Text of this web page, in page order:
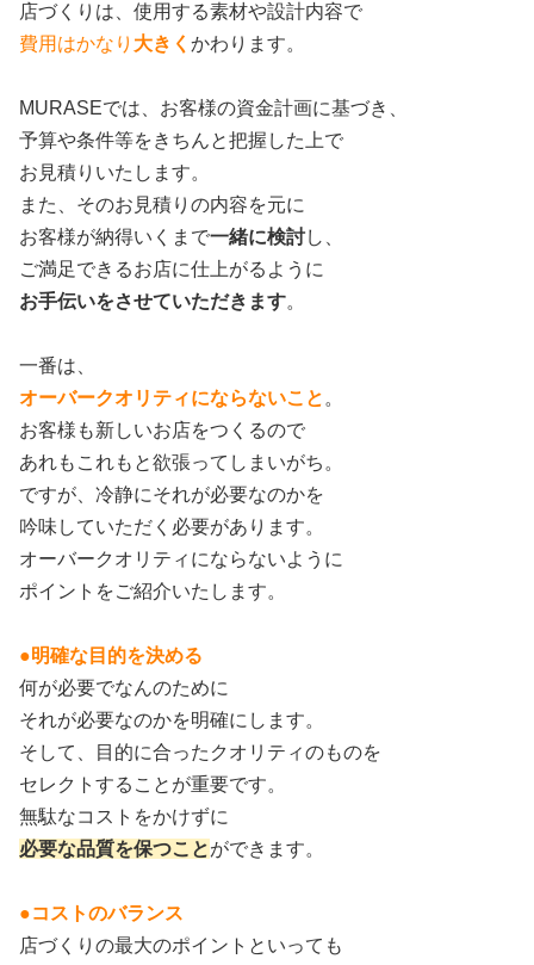
店づくりは、使用する素材や設計内容で
費用はかなり 大きく かわります。
MURASEでは、お客様の資金計画に基づき、
予算や条件等をきちんと把握した上で
お見積りいたします。
また、そのお見積りの内容を元に
お客様が納得いくまで一緒に検討し、
ご満足できるお店に仕上がるように
お手伝いをさせていただきます。
一番は、
オーバークオリティにならないこと 。
お客様も新しいお店をつくるので
あれもこれもと欲張ってしまいがち。
ですが、冷静にそれが必要なのかを
吟味していただく必要があります。
オーバークオリティにならないように
ポイントをご紹介いたします。
●明確な目的を決める
何が必要でなんのために
それが必要なのかを明確にします。
そして、目的に合ったクオリティのものを
セレクトすることが重要です。
無駄なコストをかけずに
必要な品質を保つことができます。
●コストのバランス
店づくりの最大のポイントといっても